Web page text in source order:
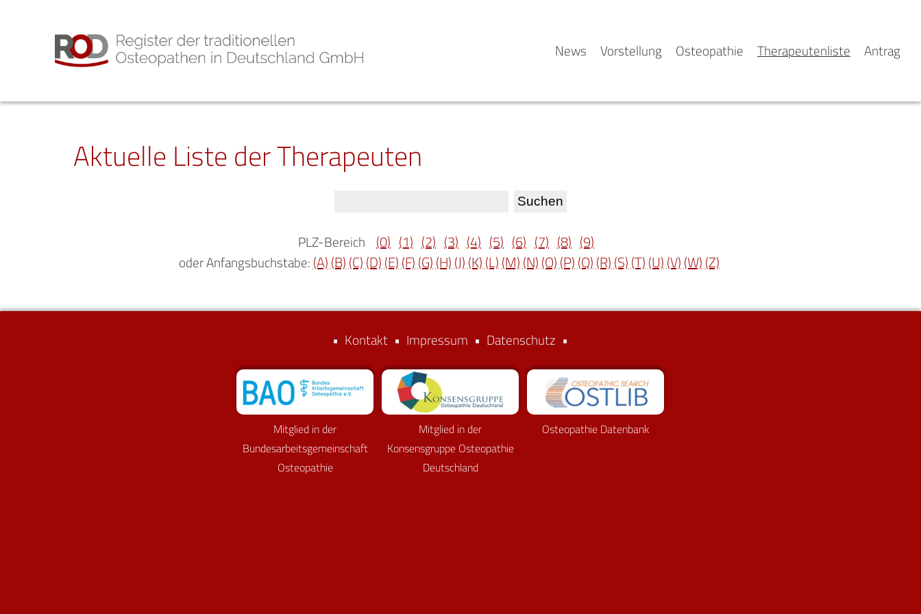
Antrag
Therapeutenliste
Osteopathie
Vorstellung
News
Aktuelle Liste der Therapeuten
PLZ-Bereich (0) (1) (2) (3) (4) (5) (6) (7) (8) (9)
oder Anfangsbuchstabe:(A)(B)(C)(D)(E)(F)(G)(H)(J)(K)(L)(M)(N)(O)(P)(Q)(R)(S)(T)(U)(V)(W)(Z)
• Kontakt • Impressum • Datenschutz •
Mitglied in der
Bundesarbeitsgemeinschaft
Osteopathie
Mitglied in der
Konsensgruppe Osteopathie
Deutschland
Osteopathie Datenbank